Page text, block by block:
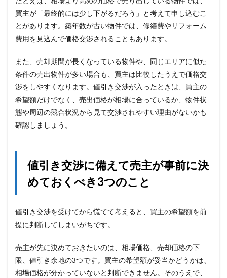
買主が「最終的には少し下がるだろう」と考えて申し込むこ
とがあります。築年数が古い物件では、修繕費やリフォーム
費用を見込んで価格交渉されることもあります。
また、売却期間が長くなっている物件や、同じエリアに似た
条件の売出物件が多い場合も、買主は比較したうえで価格交
渉をしやすくなります。値引き交渉が入ったときは、買主の
希望額だけでなく、売出価格が相場に合っているか、物件状
態や周辺の競合状況から見て交渉されやすい理由がないかも
確認しましょう。
値引き交渉に備えて売主が事前に決
めておくべき3つのこと
値引き交渉を受けてから慌てて考えると、買主の希望額を前
提に判断してしまいがちです。
売主が先に決めておきたいのは、相場価格、売却価格の下
限、値引き余地の3つです。買主の希望額が妥当かどうかは、
相場価格が分かっていないと判断できません。そのうえで、